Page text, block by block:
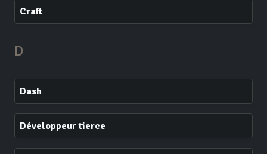
Craft
D
Dash
Développeur tierce